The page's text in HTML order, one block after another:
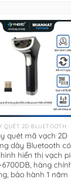
QUÉT 2D BLUETOOTH
quét mã vạch 2D
dây Bluetooth có
hiển thị vạch
6700DB, hàng
bảo hành 1 năm